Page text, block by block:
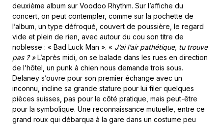
deuxième album sur Voodoo Rhythm. Sur l’affiche du
concert, on peut contempler, comme sur la pochette de
l’album, un type défroqué, couvert de poussière, le regard
vide et plein de rien, avec autour du cou son titre de
noblesse : « Bad Luck Man ». « J’ai l’air pathétique, tu trouve
pas ? »L’après midi, on se balade dans les rues en direction
de l’hôtel, un punk à chien nous demande trois sous.
Delaney s’ouvre pour son premier échange avec un
inconnu, incline sa grande stature pour lui filer quelques
pièces suisses, pas pour le côté pratique, mais peut-être
pour la symbolique. Une reconnaissance mutuelle, entre ce
grand roux qui débarqua à la gare dans un costume peu